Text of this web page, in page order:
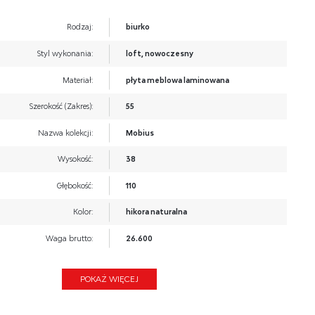
Rodzaj: biurko
Styl wykonania: loft, nowoczesny
Materiał: płyta meblowa laminowana
Szerokość (Zakres): 55
Nazwa kolekcji: Mobius
Wysokość: 38
Głębokość: 110
Kolor: hikora naturalna
Waga brutto: 26.600
Objętość: 0.062
POKAŻ WIĘCEJ